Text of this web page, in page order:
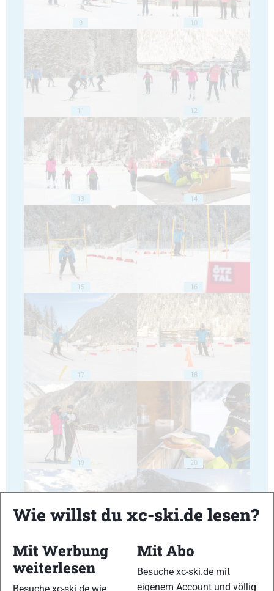
9 10
11 12
13 14
15 16
17 18
19 20
21 22
Wie willst du xc-ski.de lesen?
Mit Werbung
weiterlesen
Mit Abo
Besuche xc-ski.de mit
eigenem Account und völlig